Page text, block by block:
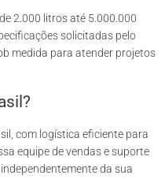
2.000 litros até 5.000.000
solicitadas pelo
medida para atender projetos
com logística eficiente para
equipe de vendas e suporte
da sua